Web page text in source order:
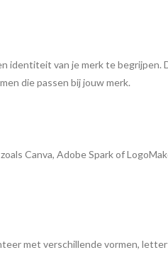
identiteit van je merk te
die passen bij jouw merk.
Canva, Adobe Spark of
met verschillende vormen,